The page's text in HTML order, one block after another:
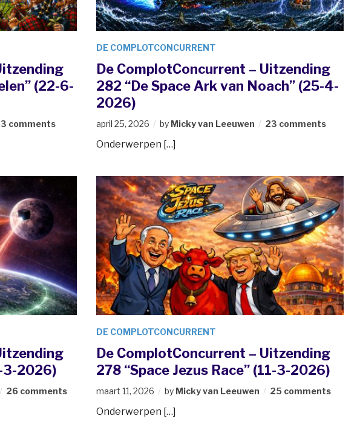
(22-6-
comments
DE COMPLOTCONCURRENT
De ComplotConcurrent – Uitzending
282 “De Space Ark van Noach” (25-4-
2026)
april 25, 2026 by Micky van Leeuwen 23 comments
Onderwerpen […]
3-2026)
26 comments
DE COMPLOTCONCURRENT
De ComplotConcurrent – Uitzending
278 “Space Jezus Race” (11-3-2026)
maart 11, 2026 by Micky van Leeuwen 25 comments
Onderwerpen […]